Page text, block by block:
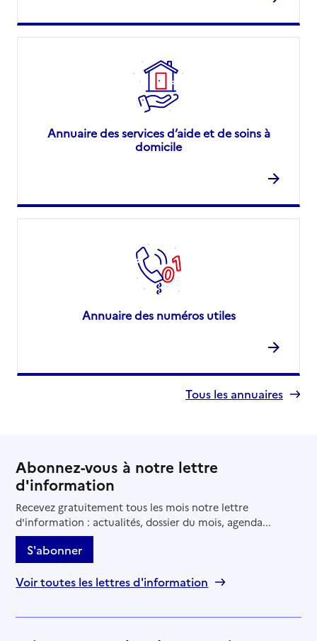
Annuaire des services d’aide et de soins à
domicile
Annuaire des numéros utiles
Tous les annuaires
Abonnez-vous à notre lettre
d'information
Recevez gratuitement tous les mois notre lettre
d'information : actualités, dossier du mois, agenda...
S'abonner
Voir toutes les lettres d'information